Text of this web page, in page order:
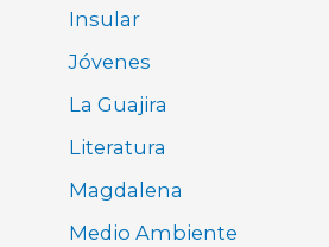
Insular
Jóvenes
La Guajira
Literatura
Magdalena
Medio Ambiente